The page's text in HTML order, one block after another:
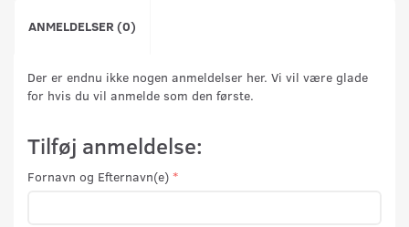
ANMELDELSER (0)
Der er endnu ikke nogen anmeldelser her. Vi vil være glade
for hvis du vil anmelde som den første.
Tilføj anmeldelse:
Fornavn og Efternavn(e)